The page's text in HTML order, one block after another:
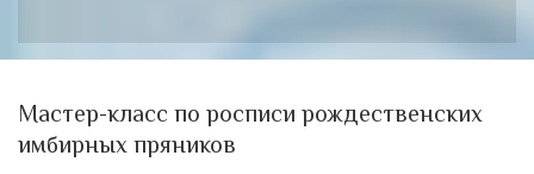
Мастер-класс по росписи рождественских
имбирных пряников